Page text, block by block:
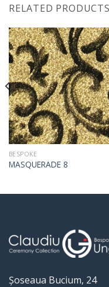
RELATED PRODUCTS
BESPOKE
MASQUERADE 8
Șoseaua Bucium, 24